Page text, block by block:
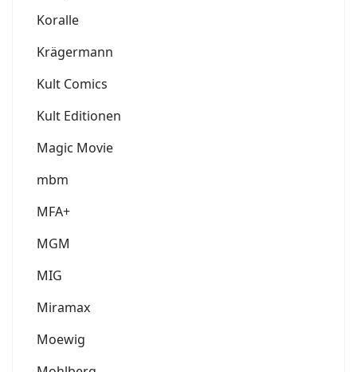
Koralle
Krägermann
Kult Comics
Kult Editionen
Magic Movie
mbm
MFA+
MGM
MIG
Miramax
Moewig